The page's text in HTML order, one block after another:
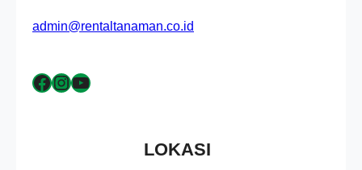
admin@rentaltanaman.co.id
Facebook InstagramYouTube
LOKASI